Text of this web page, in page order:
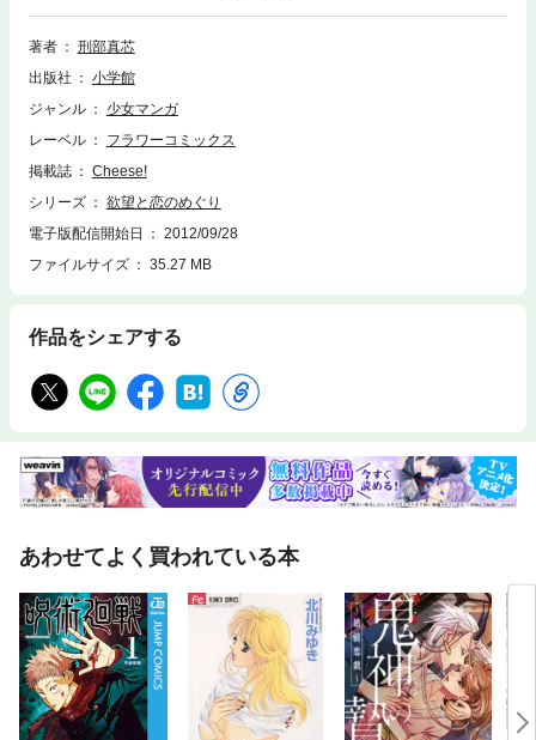
著者
刑部真芯
出版社
小学館
ジャンル
少女マンガ
レーベル
フラワーコミックス
掲載誌
Cheese!
シリーズ
欲望と恋のめぐり
電子版配信開始日
2012/09/28
ファイルサイズ
35.27 MB
作品をシェアする
あわせてよく買われている本